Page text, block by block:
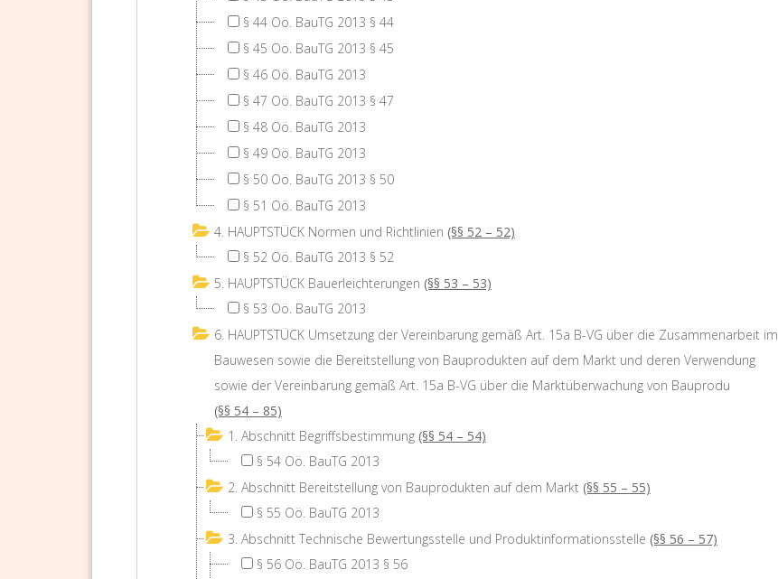
§ 44 Oö. BauTG 2013 § 44
§ 45 Oö. BauTG 2013 § 45
§ 46 Oö. BauTG 2013
§ 47 Oö. BauTG 2013 § 47
§ 48 Oö. BauTG 2013
§ 49 Oö. BauTG 2013
§ 50 Oö. BauTG 2013 § 50
§ 51 Oö. BauTG 2013
4. HAUPTSTÜCK Normen und Richtlinien (§§ 52 – 52)
§ 52 Oö. BauTG 2013 § 52
5. HAUPTSTÜCK Bauerleichterungen (§§ 53 – 53)
§ 53 Oö. BauTG 2013
6. HAUPTSTÜCK Umsetzung der Vereinbarung gemäß Art. 15a B-VG über die Zusammenarbeit im
Bauwesen sowie die Bereitstellung von Bauprodukten auf dem Markt und deren Verwendung
sowie der Vereinbarung gemäß Art. 15a B-VG über die Marktüberwachung von Bauprodu
(§§ 54 – 85)
1. Abschnitt Begriffsbestimmung (§§ 54 – 54)
§ 54 Oö. BauTG 2013
2. Abschnitt Bereitstellung von Bauprodukten auf dem Markt (§§ 55 – 55)
§ 55 Oö. BauTG 2013
3. Abschnitt Technische Bewertungsstelle und Produktinformationsstelle (§§ 56 – 57)
§ 56 Oö. BauTG 2013 § 56